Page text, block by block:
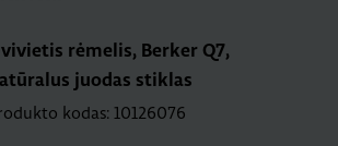
rėmelis, Berker Q7,
juodas stiklas
kodas: 10126076